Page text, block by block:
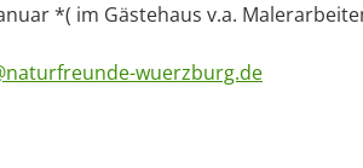
*( im Gästehaus v.a.
wuerzburg.de